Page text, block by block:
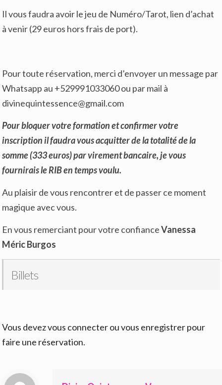
Il vous faudra avoir le jeu de Numéro/Tarot, lien d’achat
à venir (29 euros hors frais de port).
Pour toute réservation, merci d’envoyer un message par
Whatsapp au +529991033060 ou par mail à
divinequintessence@gmail.com
Pour bloquer votre formation et confirmer votre
inscription il faudra vous acquitter de la totalité de la
somme (333 euros) par virement bancaire, je vous
fournirais le RIB en temps voulu.
Au plaisir de vous rencontrer et de passer ce moment
magique avec vous.
En vous remerciant pour votre confianceVanessa
Méric Burgos
Billets
Vous devez vous connecter ou vous enregistrer pour
faire une réservation.